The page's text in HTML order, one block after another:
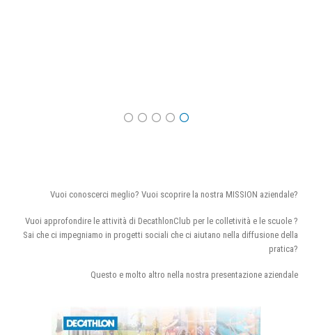
Vuoi conoscerci meglio? Vuoi scoprire la nostra MISSION aziendale?
Vuoi approfondire le attività di DecathlonClub per le colletività e le scuole ?
Sai che ci impegniamo in progetti sociali che ci aiutano nella diffusione della
pratica?
Questo e molto altro nella nostra presentazione aziendale